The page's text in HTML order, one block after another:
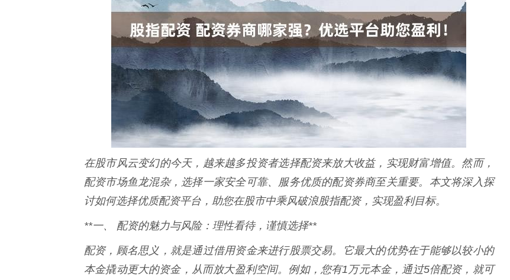
在股市风云变幻的今天，越来越多投资者选择配资来放大收益，实现财富增值。然而，
配资市场鱼龙混杂，选择一家安全可靠、服务优质的配资券商至关重要。本文将深入探
讨如何选择优质配资平台，助您在股市中乘风破浪股指配资，实现盈利目标。
**一、 配资的魅力与风险：理性看待，谨慎选择**
配资，顾名思义，就是通过借用资金来进行股票交易。它最大的优势在于能够以较小的
本金撬动更大的资金，从而放大盈利空间。例如，您有1万元本金，通过5倍配资，就可